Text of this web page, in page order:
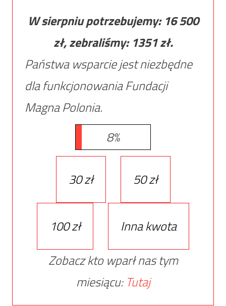
W sierpniu potrzebujemy: 16 500
zł, zebraliśmy: 1351zł.
Państwa wsparcie jest niezbędne
dla funkcjonowania Fundacji
Magna Polonia.
8%
30 zł 50 zł
100 zł
Inna kwota
Zobacz kto wparł nas tym
miesiącu: Tutaj